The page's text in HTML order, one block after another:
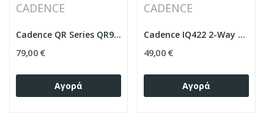
CADENCE
Cadence QR Series QR942 4" Δυο δρόμων...
79,00 €
Αγορά
CADENCE
Cadence IQ422 2-Way Coaxial Car Audio Speakers...
49,00 €
Αγορά